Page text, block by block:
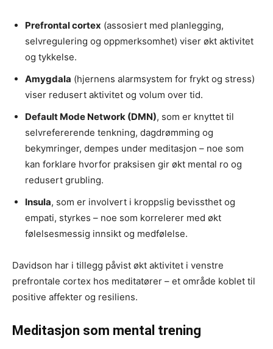
Prefrontal cortex (assosiert med planlegging,
selvregulering og oppmerksomhet) viser økt aktivitet
og tykkelse.
Amygdala (hjernens alarmsystem for frykt og stress)
viser redusert aktivitet og volum over tid.
Default Mode Network (DMN), som er knyttet til
selvrefererende tenkning, dagdrømming og
bekymringer, dempes under meditasjon – noe som
kan forklare hvorfor praksisen gir økt mental ro og
redusert grubling.
Insula, som er involvert i kroppslig bevissthet og
empati, styrkes – noe som korrelerer med økt
følelsesmessig innsikt og medfølelse.
Davidson har i tillegg påvist økt aktivitet i venstre
prefrontale cortex hos meditatører – et område koblet til
positive affekter og resiliens.
Meditasjon som mental trening